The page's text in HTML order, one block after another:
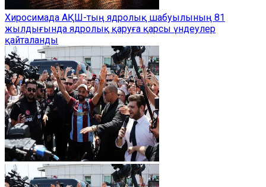
Хиросимада АҚШ-тың ядролық шабуылының 81
жылдығында ядролық қаруға қарсы үндеулер
қайталанды